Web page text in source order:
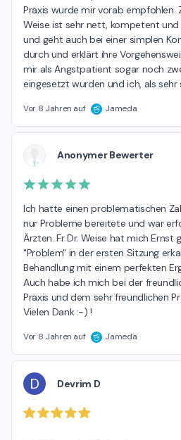
Praxis wurde mir vorab empfohlen.
Weise ist sehr nett, kompetent und
und geht auch bei einer simplen
durch und erklärt ihre
mir als Angstpatient sogar noch
eingesetzt wurden und ich, als sehr
Vor 8 Jahren auf Jameda
Anonymer Bewerter
Ich hatte einen problematischen
nur Probleme bereitete und war
Ärzten. Fr Dr. Weise hat mich Ernst
"Problem" in der ersten Sitzung
Behandlung mit einem perfekten
Auch habe ich mich bei der
Praxis und dem sehr freundlichen
Vielen Dank :-) !
Vor 8 Jahren auf Jameda
D Devrim D